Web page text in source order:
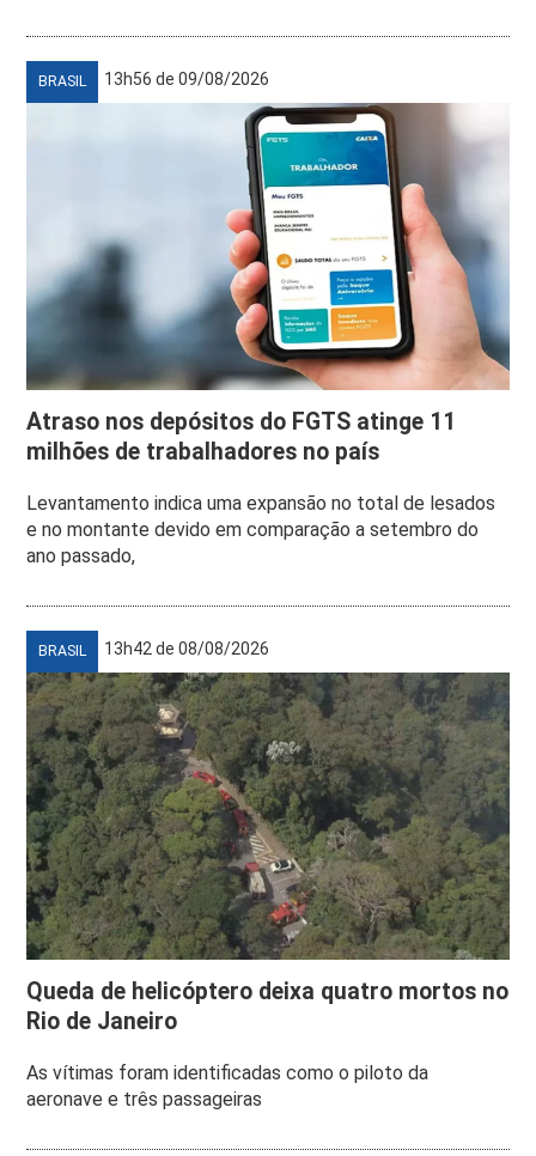
BRASIL 13h56 de 09/08/2026
Atraso nos depósitos do FGTS atinge 11
milhões de trabalhadores no país
Levantamento indica uma expansão no total de lesados
e no montante devido em comparação a setembro do
ano passado,
BRASIL 13h42 de 08/08/2026
Queda de helicóptero deixa quatro mortos no
Rio de Janeiro
As vítimas foram identificadas como o piloto da
aeronave e três passageiras